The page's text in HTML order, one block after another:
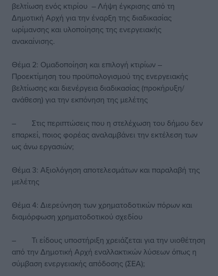
βελτίωση ενός κτιρίου – Λήψη έγκρισης από τη
Δημοτική Αρχή για την έναρξη της διαδικασίας
ωρίμανσης και υλοποίησης της ενεργειακής
ανακαίνισης.
Θέμα 2: Ομαδοποίηση και επιλογή κτιρίων –
Προεκτίμηση του προϋπολογισμού της ενεργειακής
βελτίωσης και διενέργεια διαδικασίας (προκήρυξη/
ανάθεση) για την εκπόνηση της μελέτης
– Στις περιπτώσεις που η στελέχωση του δήμου δεν
επαρκεί, ποιος φορέας αναλαμβάνει την εκτέλεση των
ως άνω εργασιών;
Θέμα 3: Αξιολόγηση αποτελεσμάτων και παραλαβή της
μελέτης
Θέμα 4: Διερεύνηση των χρηματοδοτικών πόρων και
διαμόρφωση χρηματοδοτικού σχεδίου
– Τι είδους υποστήριξη χρειάζεται για την υιοθέτηση
από την Δημοτική Αρχή εναλλακτικών λύσεων όπως η
σύμβαση ενεργειακής απόδοσης (ΣΕΑ);